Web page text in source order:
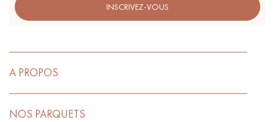
INSCRIVEZ-VOUS
A PROPOS
NOS PARQUETS